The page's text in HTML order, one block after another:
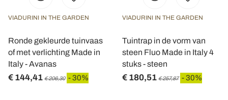
VIADURINI IN THE GARDEN
Ronde gekleurde tuinvaas
of met verlichting Made in
Italy - Avanas
€ 144,41 € 206,30 - 30%
VIADURINI IN THE GARDEN
Tuintrap in de vorm van
steen Fluo Made in Italy 4
stuks - steen
€ 180,51 € 257,87 - 30%